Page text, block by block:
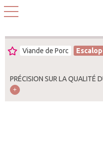
Viande de Porc
PRÉCISION SUR LA QUALITÉ